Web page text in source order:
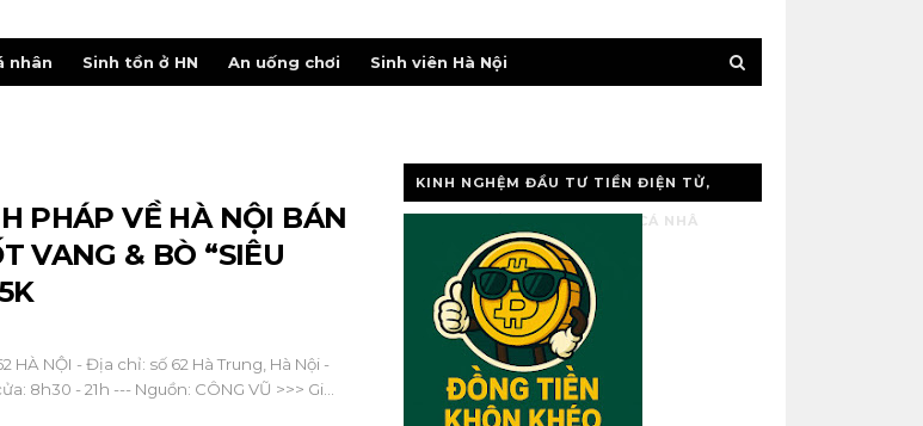
nhân Sinh tồn ở HN An uống chơi Sinh viên Hà Nội
PHÁP VỀ HÀ NỘI BÁN
VANG & BÒ “SIÊU
HÀ NỘI - Địa chỉ: số 62 Hà Trung, Hà Nội -
8h30 - 21h --- Nguồn: CÔNG VŨ >>> Gi...
KINH NGHỆM ĐẦU TƯ TIỀN ĐIỆN TỬ,
VÀNG, QUẢN LÝ TÀI CHÍNH CÁ NHÂ